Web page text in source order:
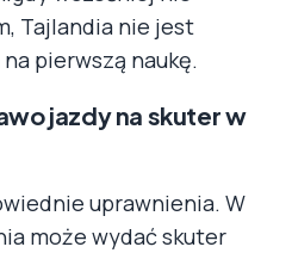
Tajlandia nie jest
pierwszą naukę.
jazdy na skuter w
uprawnienia. W
może wydać skuter